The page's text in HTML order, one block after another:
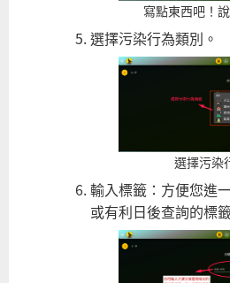
寫點東西吧！
選擇污染行為類別。
選擇污染
輸入標籤：方便您進
或有利日後查詢的標